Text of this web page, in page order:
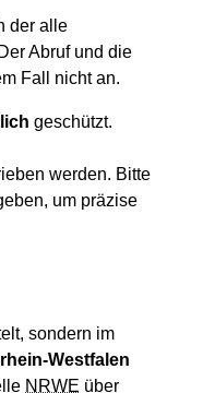
der alle
Abruf und die
Fall nicht an.
geschützt.
werden. Bitte
um präzise
sondern im
Westfalen
NRWE über